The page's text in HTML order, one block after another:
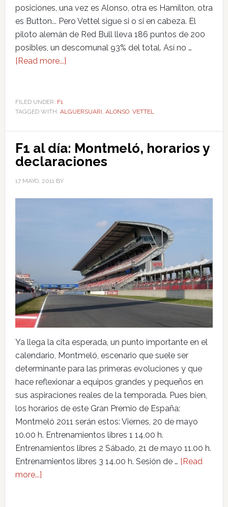
posiciones, una vez es Alonso, otra es Hamilton, otra
es Button... Pero Vettel sigue si o si en cabeza. El
piloto alemán de Red Bull lleva 186 puntos de 200
posibles, un descomunal 93% del total. Así no …
[Read more...]
FILED UNDER: F1
TAGGED WITH: ALGUERSUARI, ALONSO, VETTEL
F1 al día: Montmeló, horarios y
declaraciones
17 MAYO, 2011BY
Ya llega la cita esperada, un punto importante en el
calendario, Montmeló, escenario que suele ser
determinante para las primeras evoluciones y que
hace reflexionar a equipos grandes y pequeños en
sus aspiraciones reales de la temporada. Pues bien,
los horarios de este Gran Premio de España:
Montmeló 2011 serán estos: Viernes, 20 de mayo
10.00 h. Entrenamientos libres 1 14.00 h.
Entrenamientos libres 2 Sábado, 21 de mayo 11.00 h.
Entrenamientos libres 3 14.00 h. Sesión de … [Read
more...]